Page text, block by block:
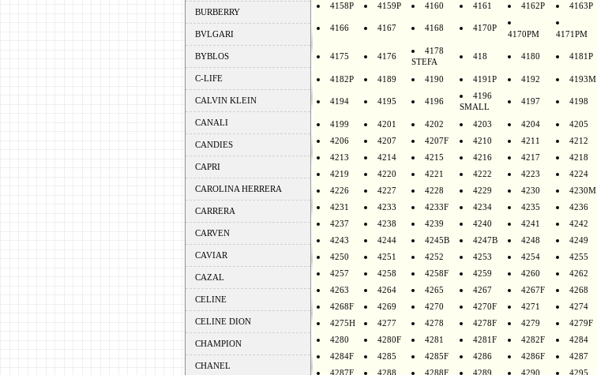
BURBERRY
BVLGARI
BYBLOS
C-LIFE
CALVIN KLEIN
CANALI
CANDIES
CAPRI
CAROLINA HERRERA
CARRERA
CARVEN
CAVIAR
CAZAL
CELINE
CELINE DION
CHAMPION
CHANEL
4158P
4159P 4160 4161 4162P 4163P
4166 4167 4168 4170P
4170PM 4171PM
4175 4176
4178
STEFA
418 4180 4181P
4182P 4189 4190 4191P 4192 4193M
4194 4195 4196
4196
SMALL
4197 4198
4199 4201 4202 4203 4204
4205
4206
4207 4207F 4210 4211
4212
4213
4214 4215 4216 4217
4218
4219
4220 4221 4222 4223
4224
4226
4227 4228 4229 4230
4230M
4231
4233 4233F 4234 4235
4236
4237
4238 4239 4240 4241
4242
4243
4244 4245B 4247B 4248
4249
4250
4251 4252 4253 4254
4255
4257
4258 4258F 4259 4260
4262
4263
4264 4265 4267 4267F
4268
4268F
4269 4270 4270F 4271
4274
4275H
4277 4278 4278F 4279
4279F
4280
4280F 4281 4281F 4282F
4284
4284F
4285 4285F 4286 4286F
4287
4287F
4288 4288F 4289 4290
4295